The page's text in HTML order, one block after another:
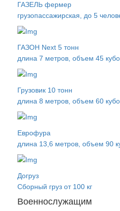
ГАЗЕЛЬ фермер
грузопассажирская, до 5
ГАЗОН Next 5 тонн
длина 7 метров, объем 45
Грузовик 10 тонн
длина 8 метров, объем 60
Еврофура
длина 13,6 метров, объем 90
Догруз
Сборный груз от 100 кг
Военнослужащим